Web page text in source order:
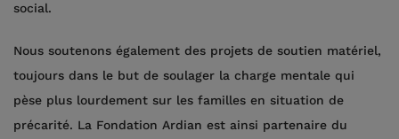
social.
Nous soutenons également des projets de soutien matériel,
toujours dans le but de soulager la charge mentale qui
pèse plus lourdement sur les familles en situation de
précarité. La Fondation Ardian est ainsi partenaire du